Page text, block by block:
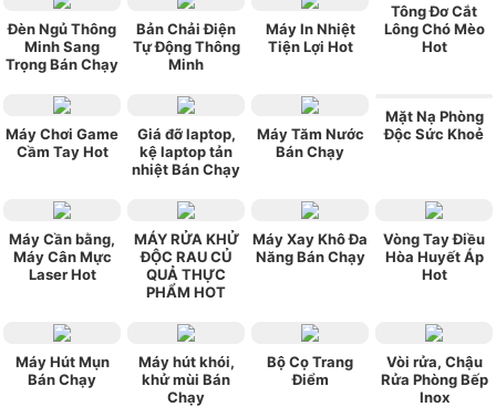
Đèn Ngủ Thông
Minh Sang
Trọng Bán Chạy
Bản Chải Điện
Tự Động Thông
Minh
Máy In Nhiệt
Tiện Lợi Hot
Tông Đơ Cắt
Lông Chó Mèo
Hot
Máy Chơi Game
Cầm Tay Hot
Giá đỡ laptop,
kệ laptop tản
nhiệt Bán Chạy
Máy Tăm Nước
Bán Chạy
Mặt Nạ Phòng
Độc Sức Khoẻ
Máy Cần bằng,
Máy Cân Mực
Laser Hot
MÁY RỬA KHỬ
ĐỘC RAU CỦ
QUẢ THỰC
PHẨM HOT
Máy Xay Khô Đa
Năng Bán Chạy
Vòng Tay Điều
Hòa Huyết Áp
Hot
Máy Hút Mụn
Bán Chạy
Máy hút khói,
khử mùi Bán
Chạy
Bộ Cọ Trang
Điểm
Vòi rửa, Chậu
Rửa Phòng Bếp
Inox